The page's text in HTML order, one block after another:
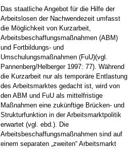
Das staatliche Angebot für die Hilfe der
Arbeitslosen der Nachwendezeit umfasst
die Möglichkeit von Kurzarbeit,
Arbeitsbeschaffungsmaßnahmen (ABM)
und Fortbildungs- und
Umschulungsmaßnahmen (FuU)(vgl.
Pannenberg/Helberger 1997: 77). Während
die Kurzarbeit nur als temporäre Entlastung
des Arbeitsmarktes gedacht ist, wird von
den ABM und FuU als mittelfristige
Maßnahmen eine zukünftige Brücken- und
Strukturfunktion in der Arbeitsmarktpolitik
erwartet (vgl. ebd.). Die
Arbeitsbeschaffungsmaßnahmen sind auf
einem separaten „zweiten“ Arbeitsmarkt